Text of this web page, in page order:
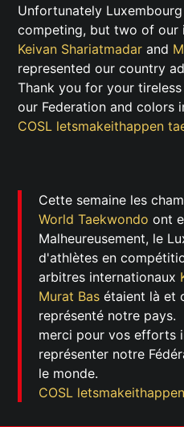
Unfortunately
competing, but two of our
Keivan Shariatmadar and
represented our country
Thank you for your
our Federation and colors
COSL letsmakeithappen
Cette semaine les
World Taekwondo ont
Malheureusement, le
d'athlètes en
arbitres internationaux
Murat Bas étaient là et
représenté notre pays.
merci pour vos efforts
représenter notre
le monde.
COSL letsmakeithappen